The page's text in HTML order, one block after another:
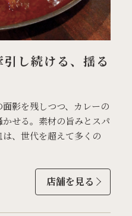
し続ける、揺る
影を残しつつ、カレーの
せる。素材の旨みとスパ
、世代を超えて多くの
店舗を見る